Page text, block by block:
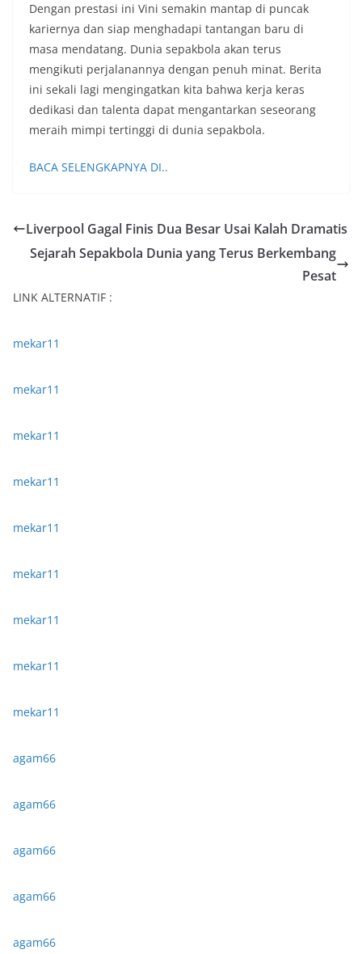
Dengan prestasi ini Vini semakin mantap di puncak
kariernya dan siap menghadapi tantangan baru di
masa mendatang. Dunia sepakbola akan terus
mengikuti perjalanannya dengan penuh minat. Berita
ini sekali lagi mengingatkan kita bahwa kerja keras
dedikasi dan talenta dapat mengantarkan seseorang
meraih mimpi tertinggi di dunia sepakbola.
BACA SELENGKAPNYA DI..
Liverpool Gagal Finis Dua Besar Usai Kalah Dramatis
Sejarah Sepakbola Dunia yang Terus Berkembang
Pesat
LINK ALTERNATIF :
mekar11
mekar11
mekar11
mekar11
mekar11
mekar11
mekar11
mekar11
mekar11
agam66
agam66
agam66
agam66
agam66